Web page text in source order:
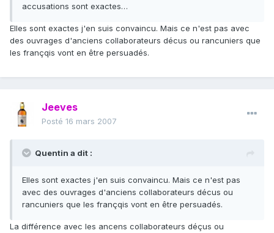
accusations sont exactes…
Elles sont exactes j'en suis convaincu. Mais ce n'est pas avec
des ouvrages d'anciens collaborateurs décus ou rancuniers que
les françqis vont en être persuadés.
Jeeves
Posté 16 mars 2007
Quentin a dit :
Elles sont exactes j'en suis convaincu. Mais ce n'est pas
avec des ouvrages d'anciens collaborateurs décus ou
rancuniers que les françqis vont en être persuadés.
La différence avec les ancens collaborateurs déçus ou